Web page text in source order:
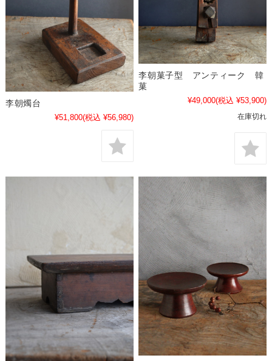
李朝燭台
¥51,800(税込 ¥56,980)
李朝菓子型 アンティーク 韓
菓
¥49,000(税込 ¥53,900)
在庫切れ